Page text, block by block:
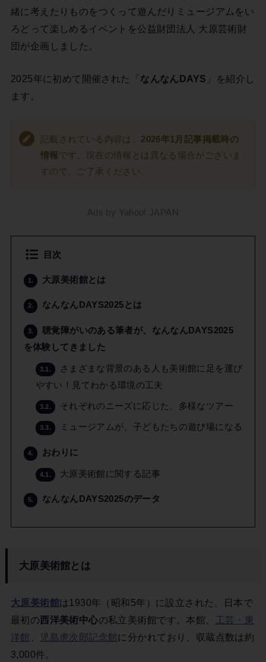
緒に考えたりものをつくって遊んだりミュージアムをい
ろどって楽しめるイベントを公益財団法人 大原芸術財
団が企画しました。
2025年に初めて開催された「なんなんDAYS 」を紹介し
ます。
記載されている内容は、 2026年1月記事掲載時の
情報です。現在の情報とは異なる場合がございま
すので、ご了承ください。
Ads by Yahoo! JAPAN
目次
1. 大原美術館とは
2. なんなんDAYS2025とは
3.
聴覚障がいのある筆者が、なんなんDAYS2025
を体験してきました
3.1.
さまざまな背景のある人も美術館に足を運び
やすい！見てわかる環境の工夫
3.2. それぞれのニーズに応じた、多様なツアー
3.3. ミュージアムが、子どもたちの遊び場になる
4. おわりに
4.1. 大原美術館に関する記事
5. なんなんDAYS2025のデータ
大原美術館とは
大原美術館は1930年（昭和5年）に設立された、日本で
最初の西洋美術中心の私立美術館です。本館、
工芸・東
洋館
児島虎次郎記念館に分かれており、収蔵点数は約
3,000件。